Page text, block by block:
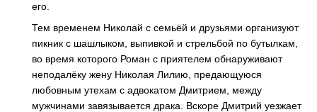
его.
Тем временем Николай с семьёй и друзьями организуют
пикник с шашлыком, выпивкой и стрельбой по бутылкам,
во время которого Роман с приятелем обнаруживают
неподалёку жену Николая Лилию, предающуюся
любовным утехам с адвокатом Дмитрием, между
мужчинами завязывается драка. Вскоре Дмитрий уезжает